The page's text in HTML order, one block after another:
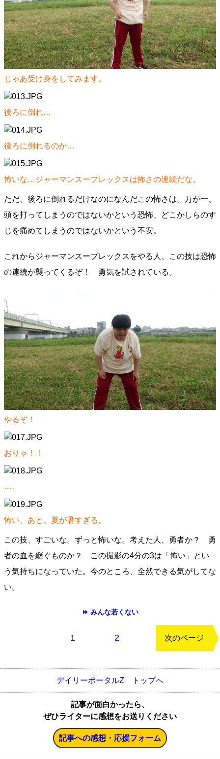
じゃあ受け身をしてみます。
後ろに倒れ…
後ろに倒れるのか…
怖いな…ジャーマンスープレックスは怖さの連続だな。
ただ、後ろに倒れるだけなのになんだこの怖さは。万が一、
頭を打ってしまうのではないかという恐怖、どこかしらのす
じを痛めてしまうのではないかという不安。
これからジャーマンスープレックスをやる人、この技は恐怖
の連続が襲ってくるぞ！ 勇気を試されている。
やるぞ！
おりゃ！！
…。
怖い。あと、夏が暑すぎる。
この技、すごいな。ずっと怖いな。考えた人、勇者か？ 勇
者の血を継ぐものか？ この撮影の4分の3は「怖い」とい
う気持ちになっていた。今のところ、全然できる気がしてな
い。
⏩ みんな若くない
1 2 次のページ
デイリーポータルZ トップへ
記事が面白かったら、
ぜひライターに感想をお送りください
記事への感想・応援フォーム